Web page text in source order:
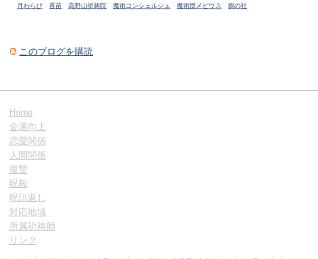
月わらび
香苗 高野山祈祷院 魔術コンシェルジュ 魔術団メビウス 鴉の社
このブログを購読
Home
金運向上
恋愛関係
人間関係
復讐
呪殺
呪詛返し
対応地域
所属祈祷師
リンク